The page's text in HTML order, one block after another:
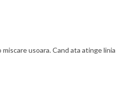
usoara. Cand ata atinge linia